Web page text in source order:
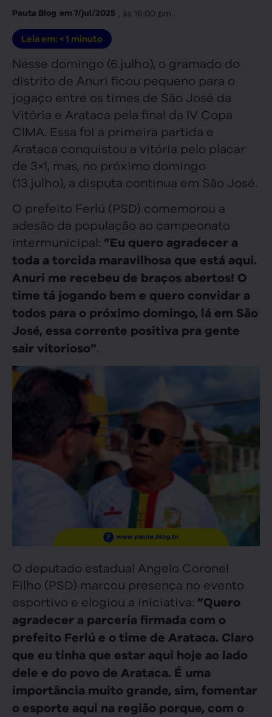
Pauta Blog em7/jul/2025 , às 16:00 pm
Leia em: < 1 minuto
Nesse domingo (6.julho), o gramado do
distrito de Anuri ficou pequeno para o
jogaço entre os times de São José da
Vitória e Arataca pela final da IV Copa
CIMA. Essa foi a primeira partida e
Arataca conquistou a vitória pelo placar
de 3×1, mas, no próximo domingo
(13.julho), a disputa continua em São José.
O prefeito Ferlú (PSD) comemorou a
adesão da população ao campeonato
intermunicipal: ”Eu quero agradecer a
toda a torcida maravilhosa que está aqui.
Anuri me recebeu de braços abertos! O
time tá jogando bem e quero convidar a
todos para o próximo domingo, lá em São
José, essa corrente positiva pra gente
sair vitorioso”.
O deputado estadual Angelo Coronel
Filho (PSD) marcou presença no evento
esportivo e elogiou a iniciativa: ”Quero
agradecer a parceria firmada com o
prefeito Ferlú e o time de Arataca. Claro
que eu tinha que estar aqui hoje ao lado
dele e do povo de Arataca. É uma
importância muito grande, sim, fomentar
o esporte aqui na região porque, com o